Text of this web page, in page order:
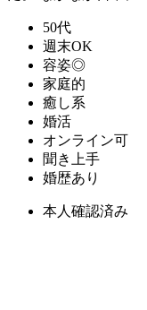
50代
週末OK
容姿◎
家庭的
癒し系
婚活
オンライン可
聞き上手
婚歴あり
本人確認済み